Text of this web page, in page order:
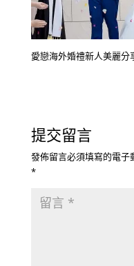
愛戀海外婚禮新人美麗分
提交留言
發佈留言必須填寫的電子
*